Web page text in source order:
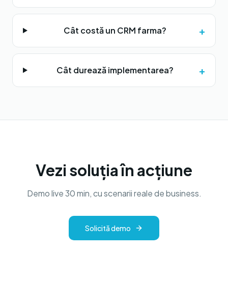
Cât costă un CRM farma? +
Cât durează implementarea? +
Vezi soluția în acțiune
Demo live 30 min, cu scenarii reale de business.
Solicită demo